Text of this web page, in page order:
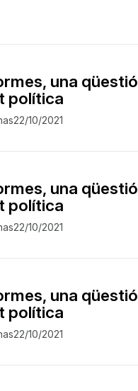
una qüestió
política
22/10/2021
una qüestió
política
22/10/2021
una qüestió
política
22/10/2021